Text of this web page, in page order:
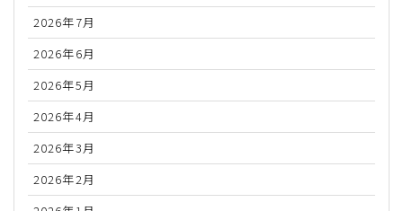
2026年7月
2026年6月
2026年5月
2026年4月
2026年3月
2026年2月